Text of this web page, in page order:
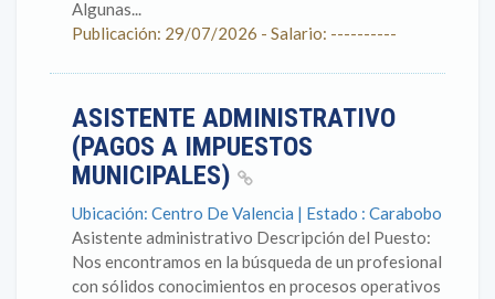
Algunas...
Publicación: 29/07/2026 - Salario: ----------
ASISTENTE ADMINISTRATIVO
(PAGOS A IMPUESTOS
MUNICIPALES)
Ubicación: Centro De Valencia | Estado : Carabobo
Asistente administrativo Descripción del Puesto:
Nos encontramos en la búsqueda de un profesional
con sólidos conocimientos en procesos operativos